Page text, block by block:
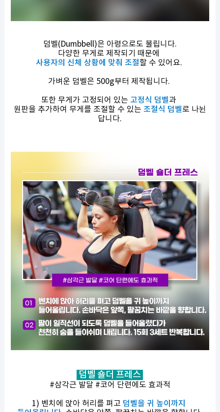
덤벨(Dumbbell)은 아령으로도 불립니다.
다양한 무게로 제작되기 때문에
사용자의 신체 상황에 맞춰 조절할 수 있어요.
가벼운 덤벨은 500g부터 제작됩니다.
또한 무게가 고정되어 있는 고정식 덤벨과
원판을 추가하여 무게를 조절할 수 있는 조절식 덤벨로 나뉜
답니다.
덤벨 숄더 프레스
#삼각근 발달 #코어 단련에도 효과적
1) 벤치에 앉아 허리를 펴고 덤벨을 귀 높이까지